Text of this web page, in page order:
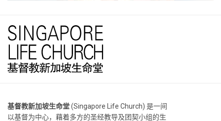
基督教新加坡生命堂(Singapore Life Church) 是一间
以基督为中心，藉着多方的圣经教导及团契小组的生